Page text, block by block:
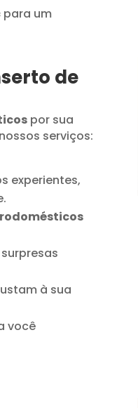
para um
de
por sua
serviços:
experientes,
à sua
você